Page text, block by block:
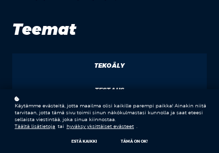
Teemat
TEKOÄLY
TESTAUS
TEKOÄLYMALLIT
Käytämme evästeitä, jotta maailma olisi kaikille parempi paikka! Ainakin niitä
tarvitaan, jotta tämä sivu toimii sinun näkökulmastasi kunnolla ja saat eteesi
sellaista viestintää, joka sinua kiinnostaa.
Täältä lisätietoja tai hyväksy yksittäiset evästeet
ESTÄ KAIKKI TÄMÄ ON OK!